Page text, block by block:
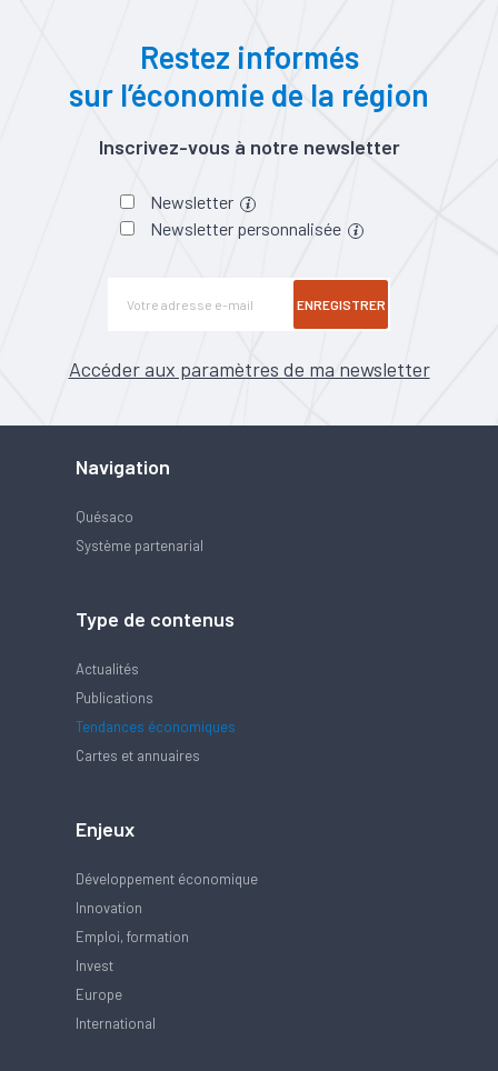
Restez informés
sur l’économie de la région
Inscrivez-vous à notre newsletter
Newsletter
Newsletter personnalisée
ENREGISTRER
Accéder aux paramètres de ma newsletter
Navigation
Quésaco
Système partenarial
Type de contenus
Actualités
Publications
Tendances économiques
Cartes et annuaires
Enjeux
Développement économique
Innovation
Emploi, formation
Invest
Europe
International